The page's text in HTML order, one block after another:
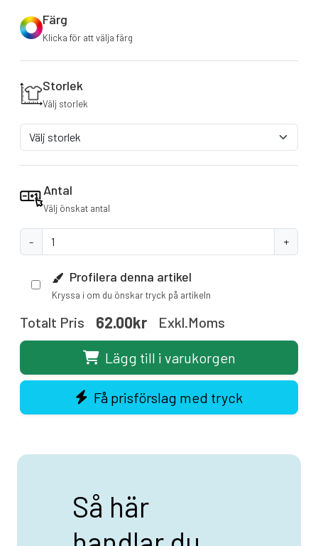
Färg
Klicka för att välja färg
Storlek
Välj storlek
Antal
Välj önskat antal
- +
Profilera denna artikel
Kryssa i om du önskar tryck på artikeln
Totalt Pris 62.00kr Exkl.moms
Lägg till i varukorgen
Få prisförslag med tryck
Så här